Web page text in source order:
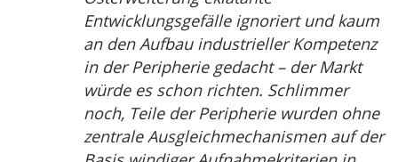
Entwicklungsgefälle ignoriert und kaum
an den Aufbau industrieller Kompetenz
in der Peripherie gedacht – der Markt
würde es schon richten. Schlimmer
noch, Teile der Peripherie wurden ohne
zentrale Ausgleichmechanismen auf der